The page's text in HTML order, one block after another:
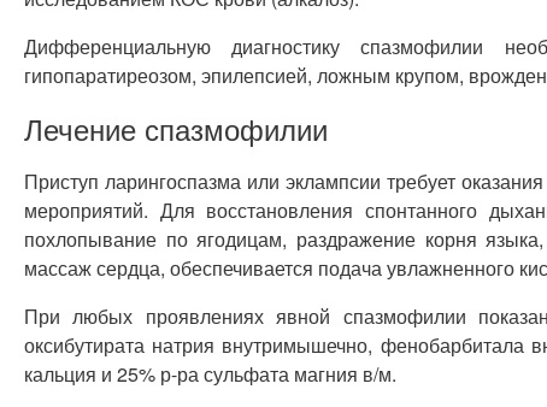
Дифференциальную диагностику спазмофилии
гипопаратиреозом, эпилепсией, ложным крупом,
Лечение спазмофилии
Приступ ларингоспазма или эклампсии требует
мероприятий. Для восстановления спонтанного
похлопывание по ягодицам, раздражение корня
массаж сердца, обеспечивается подача увлажненного
При любых проявлениях явной спазмофилии
оксибутирата натрия внутримышечно, фенобарбитала
кальция и 25% р-ра сульфата магния в/м.